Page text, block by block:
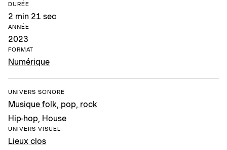
DURÉE
2 min 21 sec
ANNÉE
2023
FORMAT
Numérique
UNIVERS SONORE
Musique folk, pop, rock
Hip-hop, House
UNIVERS VISUEL
Lieux clos